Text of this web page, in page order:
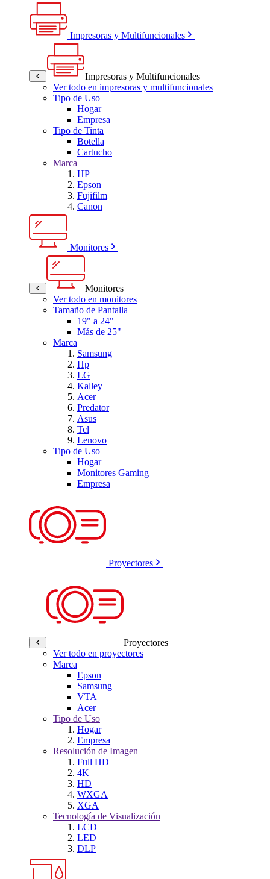
Impresoras y Multifuncionales
Impresoras y Multifuncionales
Ver todo en impresoras y multifuncionales
Tipo de Uso
Hogar
Empresa
Tipo de Tinta
Botella
Cartucho
Marca
HP
Epson
Fujifilm
Canon
Monitores
Monitores
Ver todo en monitores
Tamaño de Pantalla
19" a 24"
Más de 25"
Marca
Samsung
Hp
LG
Kalley
Acer
Predator
Asus
Tcl
Lenovo
Tipo de Uso
Hogar
Monitores Gaming
Empresa
Proyectores
Proyectores
Ver todo en proyectores
Marca
Epson
Samsung
VTA
Acer
Tipo de Uso
Hogar
Empresa
Resolución de Imagen
Full HD
4K
HD
WXGA
XGA
Tecnología de Visualización
LCD
LED
DLP